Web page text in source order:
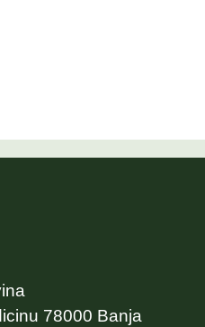
78000 Banja